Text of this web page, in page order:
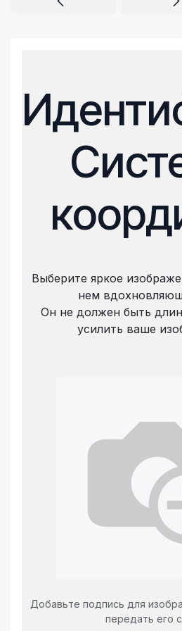
Выберите яркое
нем
Он не должен быть
усилить ваше
Добавьте подпись для
передать его